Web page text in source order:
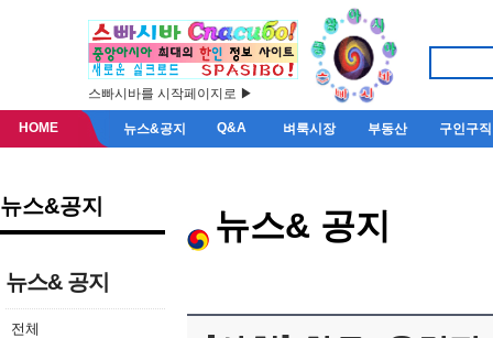
스빠시바를 시작페이지로 ▶
HOME 뉴스&공지 Q&A 벼룩시장 부동산 구인구직
뉴스&공지
뉴스& 공지
전체
뉴스& 공지